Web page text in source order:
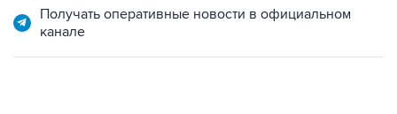
Получать оперативные новости в официальном
канале